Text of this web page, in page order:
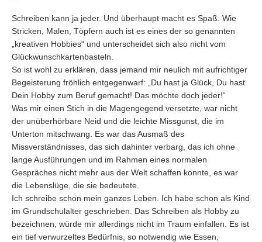
Schreiben kann ja jeder. Und überhaupt macht es Spaß. Wie
Stricken, Malen, Töpfern auch ist es eines der so genannten
„kreativen Hobbies“ und unterscheidet sich also nicht vom
Glückwunschkartenbasteln.
So ist wohl zu erklären, dass jemand mir neulich mit aufrichtiger
Begeisterung fröhlich entgegenwarf: „Du hast ja Glück, Du hast
Dein Hobby zum Beruf gemacht! Das möchte doch jeder!“
Was mir einen Stich in die Magengegend versetzte, war nicht
der unüberhörbare Neid und die leichte Missgunst, die im
Unterton mitschwang. Es war das Ausmaß des
Missverständnisses, das sich dahinter verbarg, das ich ohne
lange Ausführungen und im Rahmen eines normalen
Gespräches nicht mehr aus der Welt schaffen konnte, es war
die Lebenslüge, die sie bedeutete.
Ich schreibe schon mein ganzes Leben. Ich habe schon als Kind
im Grundschulalter geschrieben. Das Schreiben als Hobby zu
bezeichnen, würde mir allerdings nicht im Traum einfallen. Es ist
ein tief verwurzeltes Bedürfnis, so notwendig wie Essen,